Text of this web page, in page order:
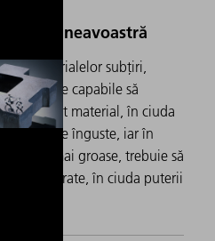
materialelor subțiri,
să fie capabile să
suficient material, în ciuda
debitare înguste, iar în
mai groase, trebuie să
debitări curate, în ciuda puterii